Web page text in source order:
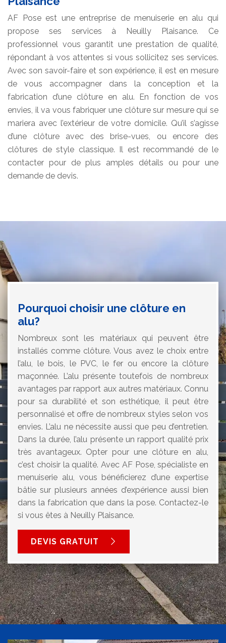
AF Pose est une entreprise de menuiserie en alu qui
propose ses services à Neuilly Plaisance. Ce
professionnel vous garantit une prestation de qualité,
répondant à vos attentes si vous sollicitez ses services.
Avec son savoir-faire et son expérience, il est en mesure
de vous accompagner dans la conception et la
fabrication d’une clôture en alu. En fonction de vos
envies, il va vous fabriquer une clôture sur mesure qui se
mariera avec l’extérieur de votre domicile. Qu’il s’agisse
d’une clôture avec des brise-vues, ou encore des
clôtures de style classique. Il est recommandé de le
contacter pour de plus amples détails ou pour une
demande de devis.
Pourquoi choisir une clôture en
alu?
Nombreux sont les matériaux qui peuvent être
installés comme clôture. Vous avez le choix entre
l’alu, le bois, le PVC, le fer ou encore la clôture
maçonnée. L’alu présente toutefois de nombreux
avantages par rapport aux autres matériaux. Connu
pour sa durabilité et son esthétique, il peut être
personnalisé et offre de nombreux styles selon vos
envies. L’alu ne nécessite aussi que peu d’entretien.
Dans la durée, l’alu présente un rapport qualité prix
très avantageux. Opter pour une clôture en alu,
c’est choisir la qualité. Avec AF Pose, spécialiste en
menuiserie alu, vous bénéficierez d’une expertise
bâtie sur plusieurs années d’expérience aussi bien
dans la fabrication que dans la pose. Contactez-le
si vous êtes à Neuilly Plaisance.
DEVIS GRATUIT